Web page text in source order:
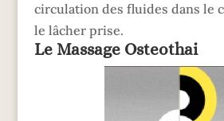
circulation des fluides dans le
le lâcher prise.
Le Massage Osteothai